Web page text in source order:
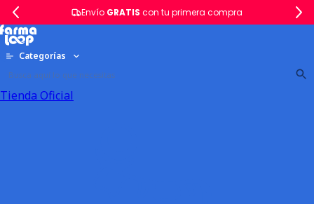
Envío GRATIS con tu primera compra
Categorías
Tienda Oficial